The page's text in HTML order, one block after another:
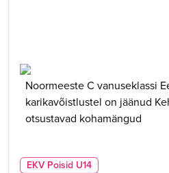
Noormeeste C vanuseklassi
karikavõistlustel on jäänud
otsustavad kohamängud
EKV Poisid U14